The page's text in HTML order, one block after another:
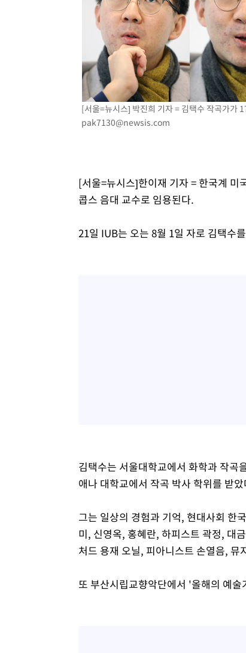
[속보]이 대통령, '호우피해' 안동·의성 관할 4개 면
[단독]중수청 지원 검사들, 정원 초과 시 낮은 계급
낮 최고 37도 찜통더위…곳곳 소나기·강원 많은 비[
SK하이닉스, 용인·청주 팹에 54조 투자…"AI 메모리
여자배구 이재영·이다영 자매, 아제르바이잔 투란VC
외국인 심판 성 접대 7경기 들여다보니…한국 축구 '5
[속보]코스닥, 2.86포인트(0.36%) 내린 798.81마감
[속보]코스피, 6200선 약보합…0.60% 내린 6258.77
[속보]종합특검, '계엄 수용공간 확보' 신용해 前교정
외신들도 주목한 韓축구 파문…"국민적 공분에 수사 재
[속보]규제합리화위원회 부위원장에 김태유 서울대
[서울=뉴시스] 박진희 기자 = 김택수 작곡가가
pak7130@newsis.com
[서울=뉴시스]한이재 기자 = 한국계 미
콥스 음대 교수로 임용된다.
21일 IUB는 오는 8월 1일 자로 김택수
김택수는 서울대학교에서 화학과 작곡
애나 대학교에서 작곡 박사 학위를 받
그는 일상의 경험과 기억, 현대사회 한
미, 신영옥, 홍혜란, 하피스트 곽정, 대
처드 용재 오닐, 피아니스트 손열음,
또 부산시립교향악단에서 '올해의 예